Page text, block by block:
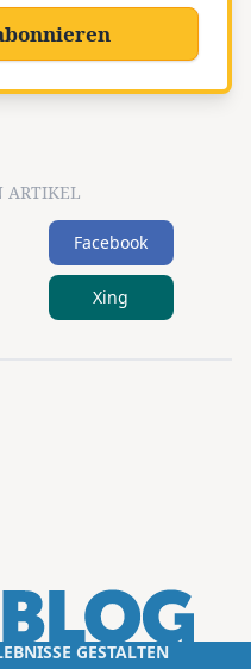
ARTIKEL
Facebook
Xing
GESTALTEN